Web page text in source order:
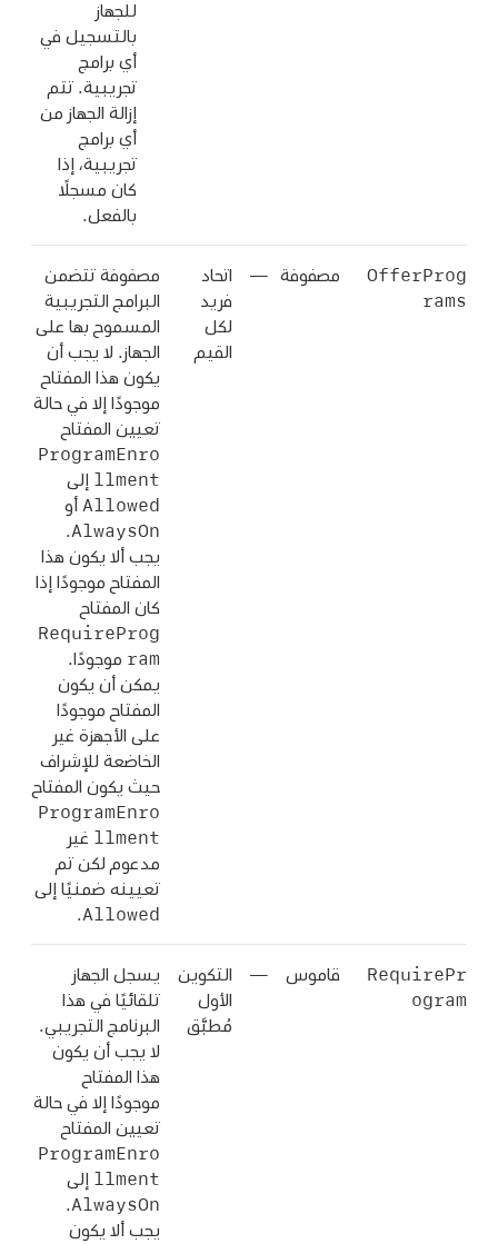
للجهاز
بالتسجيل في
أي برامج
تجريبية. تتم
إزالة الجهاز من
أي برامج
تجريبية، إذا
كان مسجلًا
بالفعل.
OfferProg
rams
مصفوفة —
اتحاد
فريد
لكل
القيم
مصفوفة تتضمن
البرامج التجريبية
المسموح بها على
الجهاز. لا يجب أن
يكون هذا المفتاح
موجودًا إلا في حالة
تعيين المفتاح
ProgramEnro
llment إلى
Allowed أو
AlwaysOn
يجب ألا يكون هذا
المفتاح موجودًا إذا
كان المفتاح
RequireProg
ram موجودًا.
يمكن أن يكون
المفتاح موجودًا
على الأجهزة غير
الخاضعة للإشراف
حيث يكون المفتاح
ProgramEnro
llment غير
مدعوم لكن تم
تعيينه ضمنيًا إلى
Allowed
RequirePr
ogram
قاموس —
التكوين
الأول
مُطبَّق
يسجل الجهاز
تلقائيًا في هذا
البرنامج التجريبي.
لا يجب أن يكون
هذا المفتاح
موجودًا إلا في حالة
تعيين المفتاح
ProgramEnro
llment إلى
AlwaysOn
يجب ألا يكون